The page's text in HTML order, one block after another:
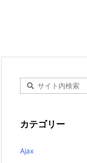
カテゴリー
Ajax